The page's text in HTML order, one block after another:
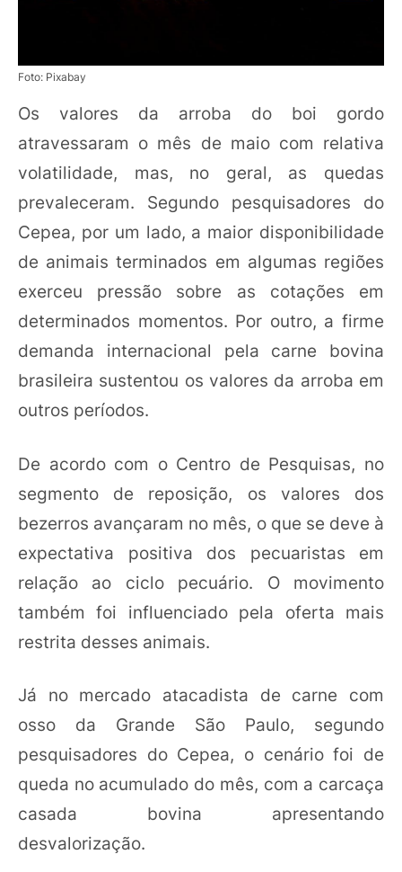
Foto: Pixabay
Os valores da arroba do boi gordo
atravessaram o mês de maio com relativa
volatilidade, mas, no geral, as quedas
prevaleceram. Segundo pesquisadores do
Cepea, por um lado, a maior disponibilidade
de animais terminados em algumas regiões
exerceu pressão sobre as cotações em
determinados momentos. Por outro, a firme
demanda internacional pela carne bovina
brasileira sustentou os valores da arroba em
outros períodos.
De acordo com o Centro de Pesquisas, no
segmento de reposição, os valores dos
bezerros avançaram no mês, o que se deve à
expectativa positiva dos pecuaristas em
relação ao ciclo pecuário. O movimento
também foi influenciado pela oferta mais
restrita desses animais.
Já no mercado atacadista de carne com
osso da Grande São Paulo, segundo
pesquisadores do Cepea, o cenário foi de
queda no acumulado do mês, com a carcaça
casada bovina apresentando
desvalorização.